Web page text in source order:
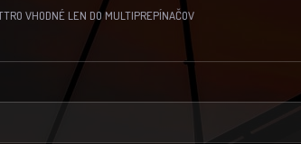
VHODNÉ LEN DO MULTIPREPÍNAČOV